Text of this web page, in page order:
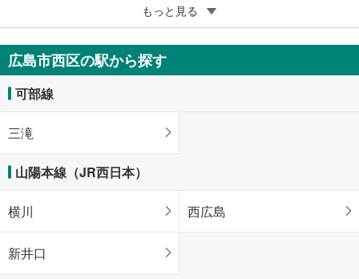
成約でもらえる
広島市西区東観音町
4,880万円
3LDK
95.21m （登記）
もっと見る
広島市西区の駅から探す
可部線
三滝
山陽本線（JR西日本）
横川 西広島
新井口